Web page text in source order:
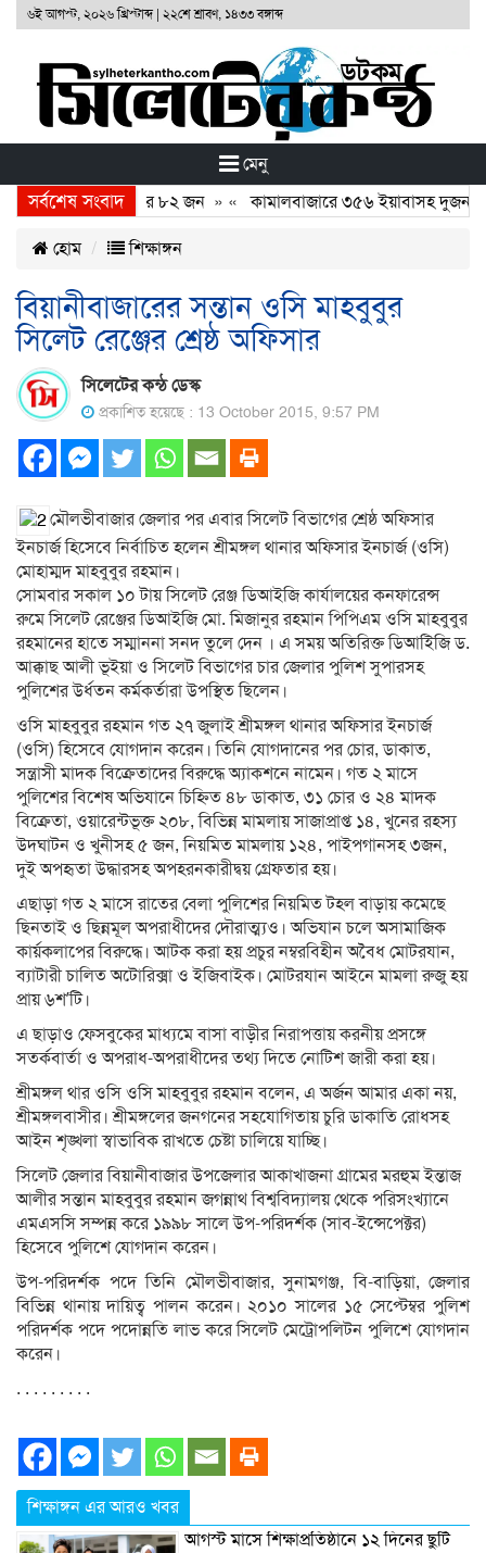
৬ই আগস্ট, ২০২৬ খ্রিস্টাব্দ| ২২শে শ্রাবণ, ১৪৩৩ বঙ্গাব্দ
মেনু
সর্বশেষ সংবাদ
২৪ ঘন্টায় গ্রেফতার ৮২ জন» «কামালবাজারে ৩৫৬ ইয়াবাসহ দুজন
হোম শিক্ষাঙ্গন
বিয়ানীবাজারের সন্তান ওসি মাহবুবুর
সিলেট রেঞ্জের শ্রেষ্ঠ অফিসার
সিলেটের কন্ঠ ডেস্ক
প্রকাশিত হয়েছে : 13 October 2015, 9:57 PM
মৌলভীবাজার জেলার পর এবার সিলেট বিভাগের শ্রেষ্ঠ অফিসার
ইনচার্জ হিসেবে নির্বাচিত হলেন শ্রীমঙ্গল থানার অফিসার ইনচার্জ (ওসি)
মোহাম্মদ মাহবুবুর রহমান।
সোমবার সকাল ১০ টায় সিলেট রেঞ্জ ডিআইজি কার্যালয়ের কনফারেন্স
রুমে সিলেট রেঞ্জের ডিআইজি মো. মিজানুর রহমান পিপিএম ওসি মাহবুবুর
রহমানের হাতে সম্মাননা সনদ তুলে দেন । এ সময় অতিরিক্ত ডিআইিজি ড.
আক্কাছ আলী ভূইয়া ও সিলেট বিভাগের চার জেলার পুলিশ সুপারসহ
পুলিশের উর্ধতন কর্মকর্তারা উপস্থিত ছিলেন।
ওসি মাহবুবুর রহমান গত ২৭ জুলাই শ্রীমঙ্গল থানার অফিসার ইনচার্জ
(ওসি) হিসেবে যোগদান করেন। তিনি যোগদানের পর চোর, ডাকাত,
সন্ত্রাসী মাদক বিক্রেতাদের বিরুদ্ধে অ্যাকশনে নামেন। গত ২ মাসে
পুলিশের বিশেষ অভিযানে চিহ্নিত ৪৮ ডাকাত, ৩১ চোর ও ২৪ মাদক
বিক্রেতা, ওয়ারেন্টভূক্ত ২০৮, বিভিন্ন মামলায় সাজাপ্রাপ্ত ১৪, খুনের রহস্য
উদঘাটন ও খুনীসহ ৫ জন, নিয়মিত মামলায় ১২৪, পাইপগানসহ ৩জন,
দুই অপহৃতা উদ্ধারসহ অপহরনকারীদ্বয় গ্রেফতার হয়।
এছাড়া গত ২ মাসে রাতের বেলা পুলিশের নিয়মিত টহল বাড়ায় কমেছে
ছিনতাই ও ছিন্নমূল অপরাধীদের দৌরাত্ম্যও। অভিযান চলে অসামাজিক
কার্য়কলাপের বিরুদ্ধে। আটক করা হয় প্রচুর নম্বরবিহীন অবৈধ মোটরযান,
ব্যাটারী চালিত অটোরিক্সা ও ইজিবাইক। মোটরযান আইনে মামলা রুজু হয়
প্রায় ৬শ’টি।
এ ছাড়াও ফেসবুকের মাধ্যমে বাসা বাড়ীর নিরাপত্তায় করনীয় প্রসঙ্গে
সতর্কবার্তা ও অপরাধ-অপরাধীদের তথ্য দিতে নোটিশ জারী করা হয়।
শ্রীমঙ্গল থার ওসি ওসি মাহবুবুর রহমান বলেন, এ অর্জন আমার একা নয়,
শ্রীমঙ্গলবাসীর। শ্রীমঙ্গলের জনগনের সহযোগিতায় চুরি ডাকাতি রোধসহ
আইন শৃঙ্খলা স্বাভাবিক রাখতে চেষ্টা চালিয়ে যাচ্ছি।
সিলেট জেলার বিয়ানীবাজার উপজেলার আকাখাজনা গ্রামের মরহুম ইন্তাজ
আলীর সন্তান মাহবুবুর রহমান জগন্নাথ বিশ্ববিদ্যালয় থেকে পরিসংখ্যানে
এমএসসি সম্পন্ন করে ১৯৯৮ সালে উপ-পরিদর্শক (সাব-ইন্সেপেক্টর)
হিসেবে পুলিশে যোগদান করেন।
উপ-পরিদর্শক পদে তিনি মৌলভীবাজার, সুনামগঞ্জ, বি-বাড়িয়া, জেলার
বিভিন্ন থানায় দায়িত্ব পালন করেন। ২০১০ সালের ১৫ সেপ্টেম্বর পুলিশ
পরিদর্শক পদে পদোন্নতি লাভ করে সিলেট মেট্রোপলিটন পুলিশে যোগদান
করেন।
. . . . . . . . .
শিক্ষাঙ্গন এর আরও খবর
আগস্ট মাসে শিক্ষাপ্রতিষ্ঠানে ১২ দিনের ছুটি